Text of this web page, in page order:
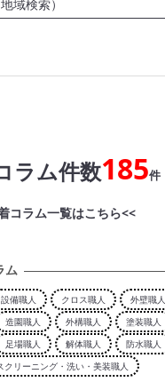
ラム件数185件
コラム一覧はこちら<<
ム
設備職人 クロス職人
外壁職人
造園職人 外構職人
塗装職人
足場職人 解体職人
防水職人
クリーニング・洗い・美装職人